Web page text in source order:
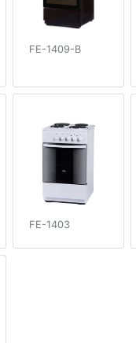
FE-1409-B
FE-1403